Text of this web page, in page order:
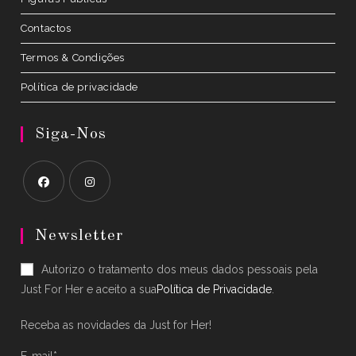
Contactos
Termos & Condições
Política de privacidade
Siga-Nos
in
new
tab
in
new
tab
Newsletter
Autorizo o tratamento dos meus dados pessoais pela
Just For Her e aceito a suaPolítica de Privacidade
Receba as novidades da Just for Her!